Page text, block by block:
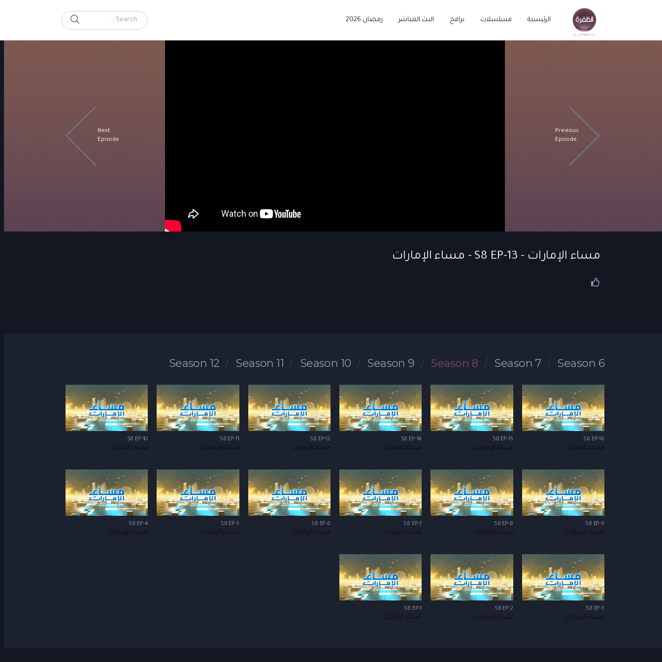
الرئيسية مسلسلات برامج البث المباشر رمضان 2026
Search for:
SEARCH
Previous
Episode
Next
Episode
مساء الإمارات - S8 EP-13 - مساء الإمارات
Season 6
Season 7
Season 8
Season 9
Season 10
Season 11
Season 12
S8 EP-16
مساء الإمارات
S8 EP-15
مساء الإمارات
S8 EP-14
مساء الإمارات
S8 EP-12
مساء الإمارات
S8 EP-11
مساء الإمارات
S8 EP-10
مساء الإمارات
S8 EP-9
مساء الإمارات
S8 EP-8
مساء الإمارات
S8 EP-7
مساء الإمارات
S8 EP-6
مساء الإمارات
S8 EP-5
مساء الإمارات
S8 EP-4
مساء الإمارات
S8 EP-3
مساء الإمارات
S8 EP-2
مساء الإمارات
S8 EP-1
مساء الإمارات